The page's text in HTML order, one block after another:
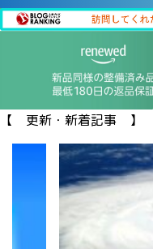
【 更新・新着記事 】